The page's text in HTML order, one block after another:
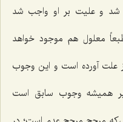
و علیت بر او واجب شد
معلول هم موجود خواهد
علت آورده است و این وجوب
همیشه وجوب سابق است